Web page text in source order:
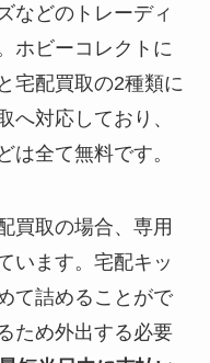
などのトレーディ
ホビーコレクトに
宅配買取の2種類に
へ対応しており、
は全て無料です。
買取の場合、専用
います。宅配キッ
て詰めることがで
ため外出する必要